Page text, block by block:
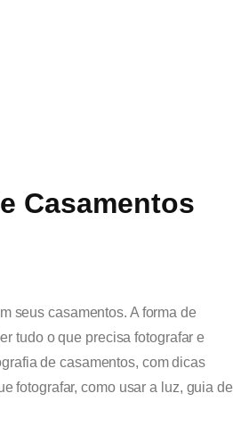
Casamentos
seus casamentos. A forma de
tudo o que precisa fotografar e
de casamentos, com dicas
fotografar, como usar a luz, guia de